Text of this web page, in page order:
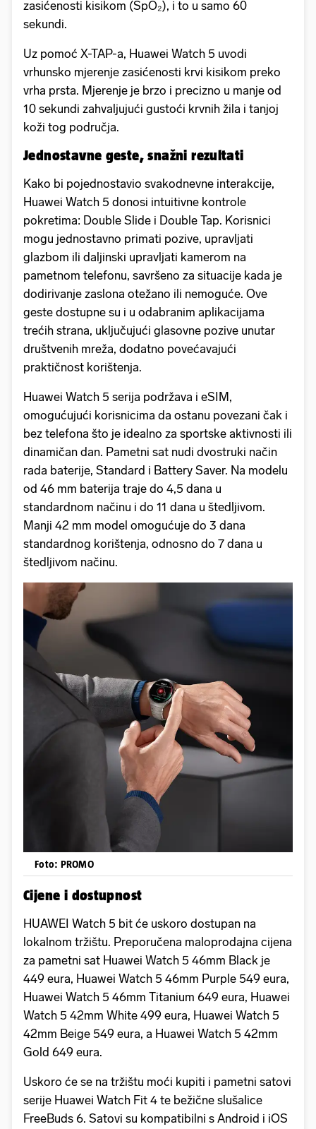
zasićenosti kisikom (SpO₂), i to u samo 60
sekundi.
Uz pomoć X-TAP-a, Huawei Watch 5 uvodi
vrhunsko mjerenje zasićenosti krvi kisikom preko
vrha prsta. Mjerenje je brzo i precizno u manje od
10 sekundi zahvaljujući gustoći krvnih žila i tanjoj
koži tog područja.
Jednostavne geste, snažni rezultati
Kako bi pojednostavio svakodnevne interakcije,
Huawei Watch 5 donosi intuitivne kontrole
pokretima: Double Slide i Double Tap. Korisnici
mogu jednostavno primati pozive, upravljati
glazbom ili daljinski upravljati kamerom na
pametnom telefonu, savršeno za situacije kada je
dodirivanje zaslona otežano ili nemoguće. Ove
geste dostupne su i u odabranim aplikacijama
trećih strana, uključujući glasovne pozive unutar
društvenih mreža, dodatno povećavajući
praktičnost korištenja.
Huawei Watch 5 serija podržava i eSIM,
omogućujući korisnicima da ostanu povezani čak i
bez telefona što je idealno za sportske aktivnosti ili
dinamičan dan. Pametni sat nudi dvostruki način
rada baterije, Standard i Battery Saver. Na modelu
od 46 mm baterija traje do 4,5 dana u
standardnom načinu i do 11 dana u štedljivom.
Manji 42 mm model omogućuje do 3 dana
standardnog korištenja, odnosno do 7 dana u
štedljivom načinu.
Foto: PROMO
Cijene i dostupnost
HUAWEI Watch 5 bit će uskoro dostupan na
lokalnom tržištu. Preporučena maloprodajna cijena
za pametni sat Huawei Watch 5 46mm Black je
449 eura, Huawei Watch 5 46mm Purple 549 eura,
Huawei Watch 5 46mm Titanium 649 eura, Huawei
Watch 5 42mm White 499 eura, Huawei Watch 5
42mm Beige 549 eura, a Huawei Watch 5 42mm
Gold 649 eura.
Uskoro će se na tržištu moći kupiti i pametni satovi
serije Huawei Watch Fit 4 te bežične slušalice
FreeBuds 6. Satovi su kompatibilni s Android i iOS